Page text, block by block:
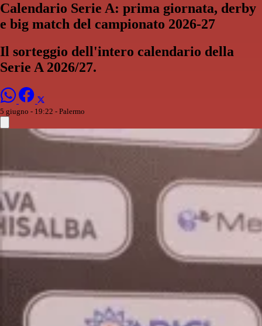
Calendario Serie A: prima giornata, derby
e big match del campionato 2026-27
Il sorteggio dell'intero calendario della
Serie A 2026/27.
5 giugno - 19:22 - Palermo